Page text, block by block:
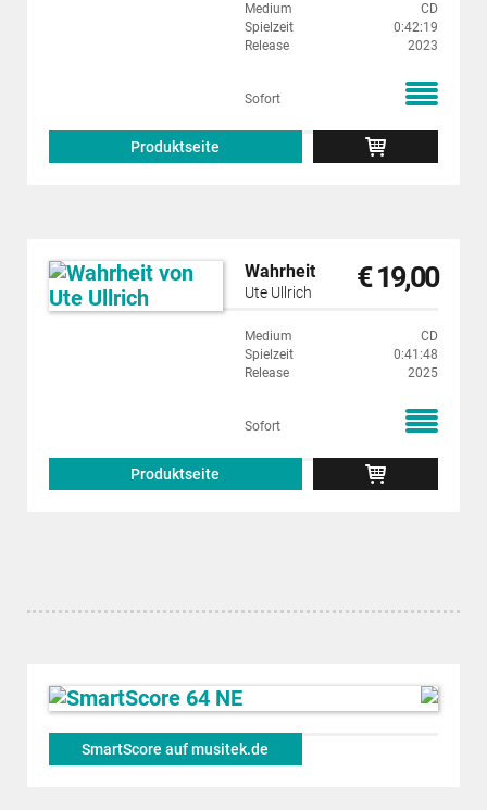
Medium
CD
Spielzeit
0:42:19
Release
2023
Sofort
Produktseite
Wahrheit
Ute Ullrich € 19,00
Medium
CD
Spielzeit
0:41:48
Release
2025
Sofort
Produktseite
SmartScore auf musitek.de